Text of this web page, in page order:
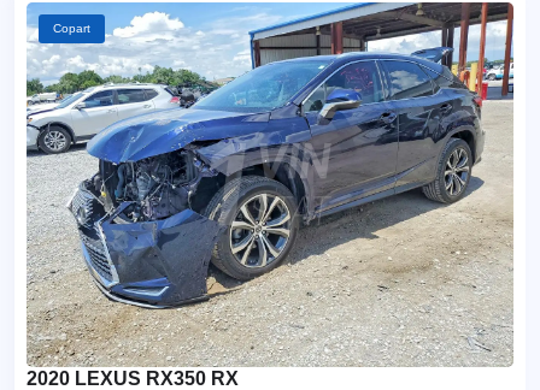
Copart
2020 LEXUS RX350 RX